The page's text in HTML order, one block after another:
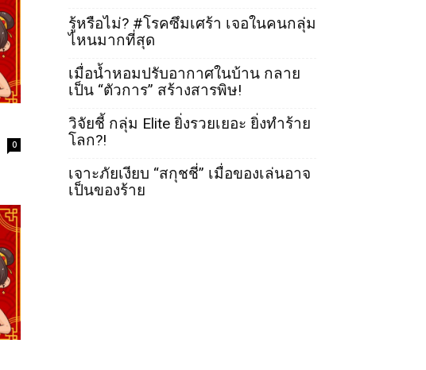
0
รู้หรือไม่? #โรคซึมเศร้า เจอในคนกลุ่ม
ไหนมากที่สุด
เมื่อน้ำหอมปรับอากาศในบ้าน กลาย
เป็น “ตัวการ” สร้างสารพิษ!
วิจัยชี้ กลุ่ม Elite ยิ่งรวยเยอะ ยิ่งทำร้าย
โลก?!
เจาะภัยเงียบ “สกุชชี่” เมื่อของเล่นอาจ
เป็นของร้าย